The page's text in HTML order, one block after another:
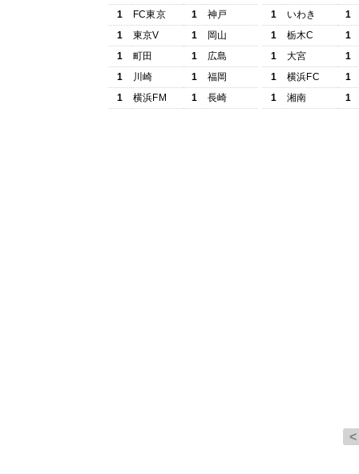
1
FC東京 1
神戸
1
東京V 1
岡山
1
町田 1
広島
1
川崎 1
福岡
1
横浜FM 1 長崎
1
いわき
1
1
栃木C
1
1
大宮
1
1
横浜FC
1
1
湘南 1